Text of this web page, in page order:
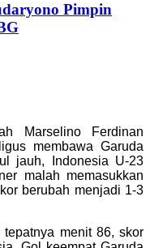
Pimpin
Marselino Ferdinan
membawa Garuda
jauh, Indonesia U-23
malah memasukkan
berubah menjadi 1-3
menit 86, skor